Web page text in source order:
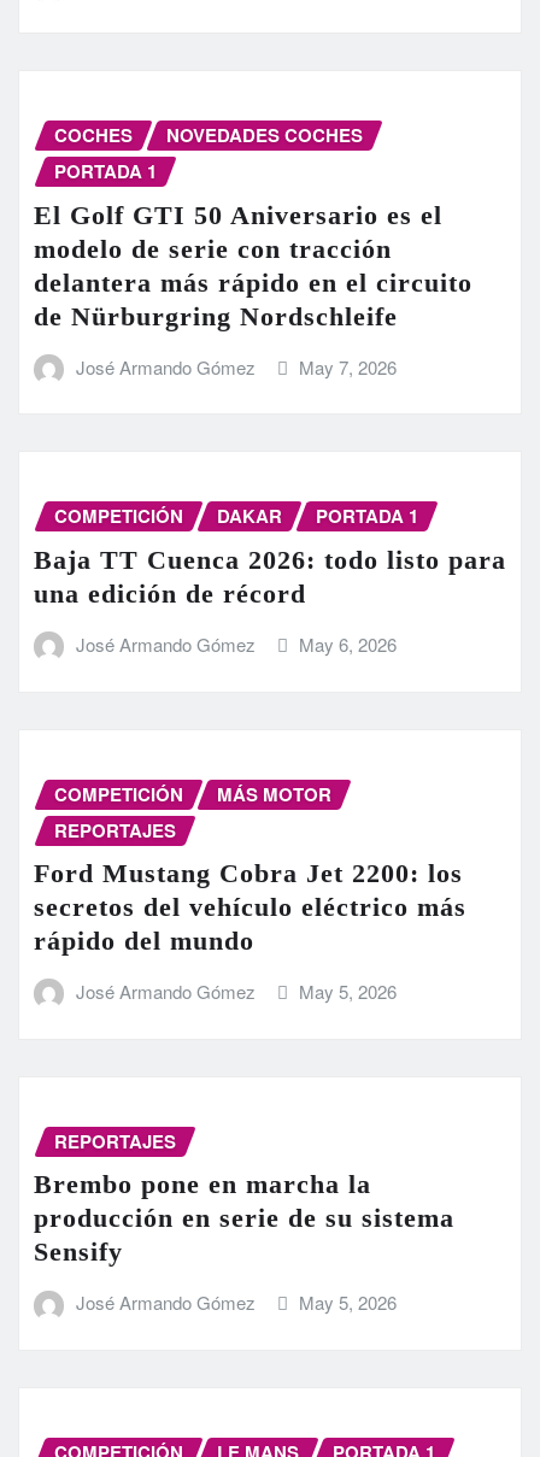
COCHES
NOVEDADES COCHES
PORTADA 1
El Golf GTI 50 Aniversario es el
modelo de serie con tracción
delantera más rápido en el circuito
de Nürburgring Nordschleife
José Armando Gómez May 7, 2026
COMPETICIÓN DAKAR PORTADA 1
Baja TT Cuenca 2026: todo listo para
una edición de récord
José Armando Gómez May 6, 2026
COMPETICIÓN
MÁS MOTOR
REPORTAJES
Ford Mustang Cobra Jet 2200: los
secretos del vehículo eléctrico más
rápido del mundo
José Armando Gómez May 5, 2026
REPORTAJES
Brembo pone en marcha la
producción en serie de su sistema
Sensify
José Armando Gómez May 5, 2026